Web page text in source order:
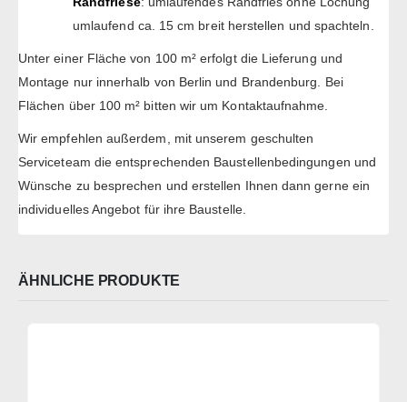
umlaufend ca. 15 cm breit herstellen und spachteln.
Unter einer Fläche von 100 m² erfolgt die Lieferung und
Montage nur innerhalb von Berlin und Brandenburg. Bei
Flächen über 100 m² bitten wir um Kontaktaufnahme.
Wir empfehlen außerdem, mit unserem geschulten
Serviceteam die entsprechenden Baustellenbedingungen und
Wünsche zu besprechen und erstellen Ihnen dann gerne ein
individuelles Angebot für ihre Baustelle.
ÄHNLICHE PRODUKTE